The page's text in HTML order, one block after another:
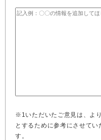
※1いただいたご意見は、よ
とするために参考にさせて
す。